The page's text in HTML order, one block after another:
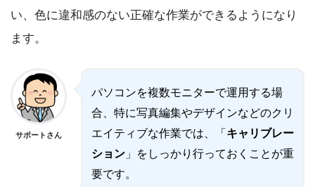
い、色に違和感のない正確な作業ができるようになり
ます。
サポートさん
パソコンを複数モニターで運用する場
合、特に写真編集やデザインなどのクリ
エイティブな作業では、「キャリブレー
ション 」をしっかり行っておくことが重
要です。